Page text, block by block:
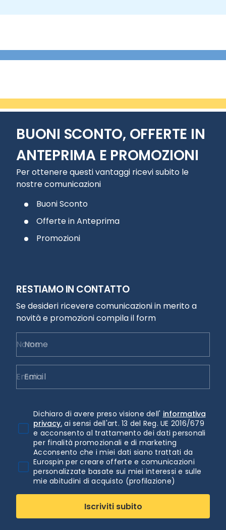
BUONI SCONTO, OFFERTE IN
ANTEPRIMA E PROMOZIONI
Per ottenere questi vantaggi ricevi subito le
nostre comunicazioni
Buoni Sconto
Offerte in Anteprima
Promozioni
RESTIAMO IN CONTATTO
Se desideri ricevere comunicazioni in merito a
novità e promozioni compila il form
Nome
Email
Dichiaro di avere preso visione dell' informativa
privacy. ai sensi dell'art. 13 del Reg. UE 2016/679
e acconsento al trattamento dei dati personali
per finalità promozionali e di marketing
Acconsento che i miei dati siano trattati da
Eurospin per creare offerte e comunicazioni
personalizzate basate sui miei interessi e sulle
mie abitudini di acquisto (profilazione)
Iscriviti subito